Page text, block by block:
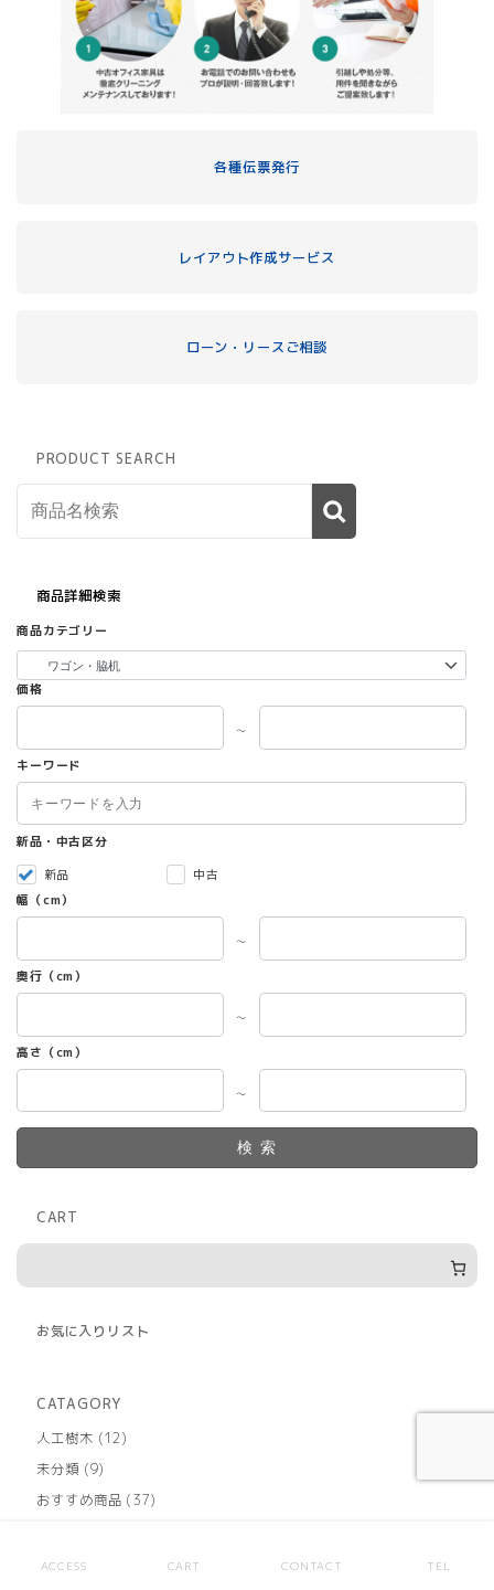
各種伝票発行
レイアウト作成サービス
ローン・リースご相談
PRODUCT SEARCH
商品詳細検索
商品カテゴリー
価格
～
キーワード
新品・中古区分
新品
中古
幅（cm）
～
奥行（cm）
～
高さ（cm）
～
検索
CART
お気に入りリスト
CATAGORY
人工樹木
1212
商
未分類 99
の
おすすめ商品 3737
大量入荷商品
169
ACCESS CART CONTACT TEL